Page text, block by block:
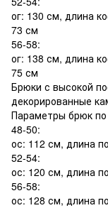
ог: 130 см, длина
73 см
56-58:
ог: 138 см, длина
75 см
Брюки с высокой
декорированные
Параметры брюк
48-50:
ос: 112 см, длина
52-54:
ос: 120 см, длина
56-58:
ос: 128 см, длина